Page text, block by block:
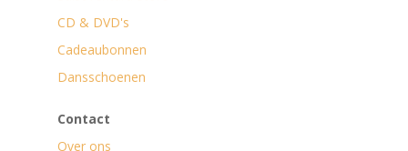
CD & DVD's
Cadeaubonnen
Dansschoenen
Contact
Over ons